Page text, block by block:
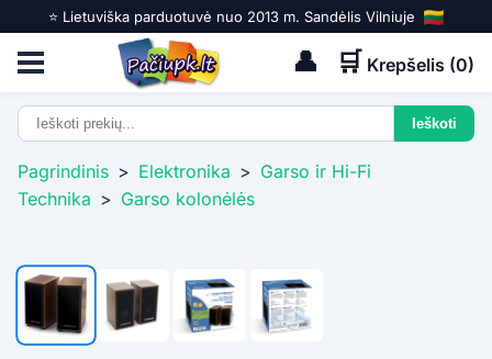
⭐️ Lietuviška parduotuvė nuo 2013 m. Sandėlis Vilniuje
👤 🛒 Krepšelis (0)
Pagrindinis > Elektronika > Garso ir Hi-Fi
Technika > Garso kolonėlės